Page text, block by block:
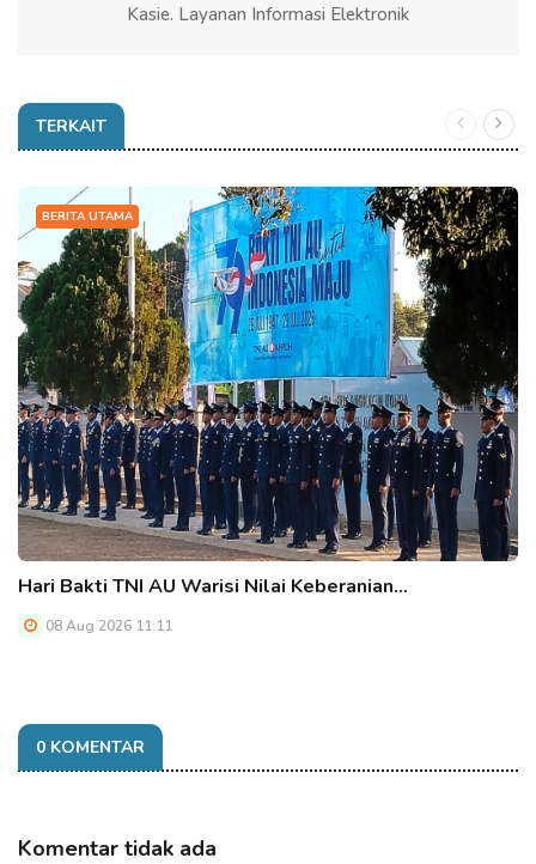
Kasie. Layanan Informasi Elektronik
TERKAIT
BERITA UTAMA
Hari Bakti TNI AU Warisi Nilai Keberanian…
08 Aug 2026 11:11
0 KOMENTAR
Komentar tidak ada